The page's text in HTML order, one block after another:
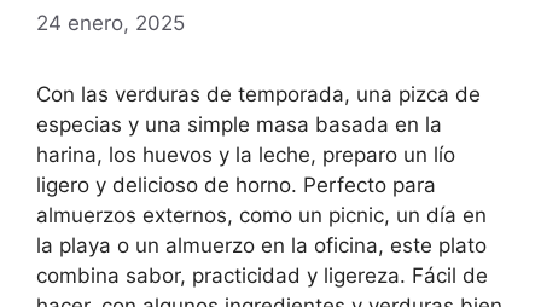
24 enero, 2025
Con las verduras de temporada, una pizca de
especias y una simple masa basada en la
harina, los huevos y la leche, preparo un lío
ligero y delicioso de horno. Perfecto para
almuerzos externos, como un picnic, un día en
la playa o un almuerzo en la oficina, este plato
combina sabor, practicidad y ligereza. Fácil de